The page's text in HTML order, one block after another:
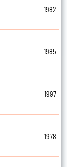
1982
1985
1997
1978